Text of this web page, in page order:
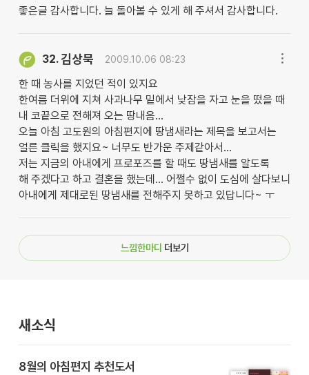
좋은글 감사합니다. 늘 돌아볼 수 있게 해 주셔서 감사합니다.
32.김상묵 2009.10.06 08:23
한 때 농사를 지었던 적이 있지요
한여름 더위에 지쳐 사과나무 밑에서 낮잠을 자고 눈을 떴을 때
내 코끝으로 전해져 오는 땅내음...
오늘 아침 고도원의 아침편지에 땅냄새라는 제목을 보고서는
얼른 클릭을 했지요~ 너무도 반가운 주제같아서...
저는 지금의 아내에게 프로포즈를 할 때도 땅냄새를 알도록
해 주겠다고 하고 결혼을 했는데... 어쩔수 없이 도심에 살다보니
아내에게 제대로된 땅냄새를 전해주지 못하고 있답니다~ ㅜ
느낌한마디 더보기
새소식
8월의 아침편지 추천도서